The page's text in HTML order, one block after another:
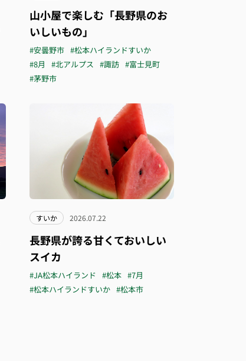
山小屋で楽しむ「長野県のお
いしいもの」
#安曇野市 #松本ハイランドすいか
#8月
#北アルプス #諏訪 #富士見町
#茅野市
すいか 2026.07.22
長野県が誇る甘くておいしい
スイカ
#JA松本ハイランド #松本 #7月
#松本ハイランドすいか #松本市